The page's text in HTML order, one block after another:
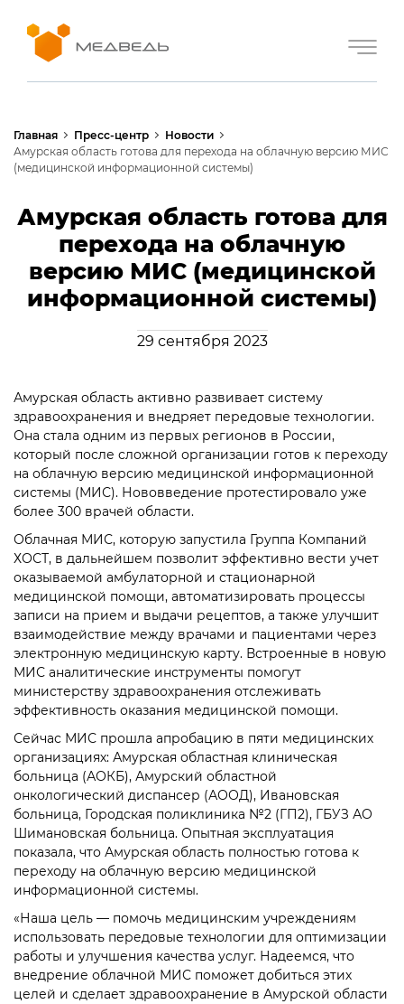
Главная Пресс-центр
Новости
Амурская область готова для перехода на облачную версию МИС
(медицинской информационной системы)
Амурская область готова для
перехода на облачную
версию МИС (медицинской
информационной системы)
29 сентября 2023
Амурская область активно развивает систему
здравоохранения и внедряет передовые технологии.
Она стала одним из первых регионов в России,
который после сложной организации готов к переходу
на облачную версию медицинской информационной
системы (МИС). Нововведение протестировало уже
более 300 врачей области.
Облачная МИС, которую запустила Группа Компаний
ХОСТ, в дальнейшем позволит эффективно вести учет
оказываемой амбулаторной и стационарной
медицинской помощи, автоматизировать процессы
записи на прием и выдачи рецептов, а также улучшит
взаимодействие между врачами и пациентами через
электронную медицинскую карту. Встроенные в новую
МИС аналитические инструменты помогут
министерству здравоохранения отслеживать
эффективность оказания медицинской помощи.
Сейчас МИС прошла апробацию в пяти медицинских
организациях: Амурская областная клиническая
больница (АОКБ), Амурский областной
онкологический диспансер (АООД), Ивановская
больница, Городская поликлиника №2 (ГП2), ГБУЗ АО
Шимановская больница. Опытная эксплуатация
показала, что Амурская область полностью готова к
переходу на облачную версию медицинской
информационной системы.
«Наша цель — помочь медицинским учреждениям
использовать передовые технологии для оптимизации
работы и улучшения качества услуг. Надеемся, что
внедрение облачной МИС поможет добиться этих
целей и сделает здравоохранение в Амурской области